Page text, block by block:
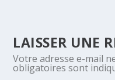
LAISSER UNE
Votre adresse e-mail
obligatoires sont